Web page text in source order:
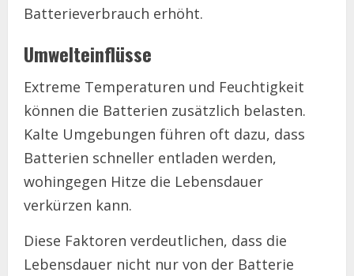
Batterieverbrauch erhöht.
Umwelteinflüsse
Extreme Temperaturen und Feuchtigkeit
können die Batterien zusätzlich belasten.
Kalte Umgebungen führen oft dazu, dass
Batterien schneller entladen werden,
wohingegen Hitze die Lebensdauer
verkürzen kann.
Diese Faktoren verdeutlichen, dass die
Lebensdauer nicht nur von der Batterie